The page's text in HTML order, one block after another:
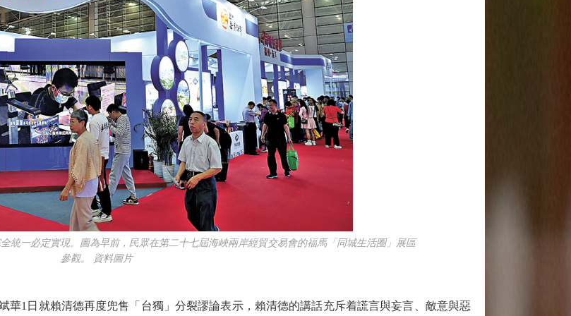
統一必定實現。圖為早前，民眾在第二十七屆海峽兩岸經貿交易會的福馬「同城生活圈」展區
參觀。 資料圖片
1日就賴清德再度兜售「台獨」分裂謬論表示，賴清德的講話充斥着謊言與妄言、敵意與惡